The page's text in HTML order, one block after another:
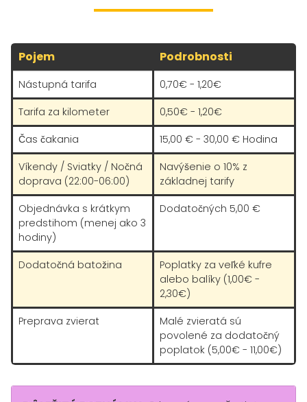
Pojem Podrobnosti
Nástupná tarifa
0,70€ - 1,20€
Tarifa za kilometer
0,50€ - 1,20€
Čas čakania
15,00 € - 30,00 € Hodina
Víkendy / Sviatky / Nočná
doprava (22:00-06:00)
Navýšenie o 10% z
základnej tarify
Objednávka s krátkym
predstihom (menej ako 3
hodiny)
Dodatočných 5,00 €
Dodatočná batožina
Poplatky za veľké kufre
alebo balíky (1,00€ -
2,30€)
Preprava zvierat
Malé zvieratá sú
povolené za dodatočný
poplatok (5,00€ - 11,00€)